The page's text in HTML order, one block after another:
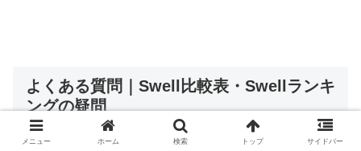
よくある質問｜Swell比較表・Swellランキ
ングの疑問
メニュー ホーム 検索 トップ サイドバー